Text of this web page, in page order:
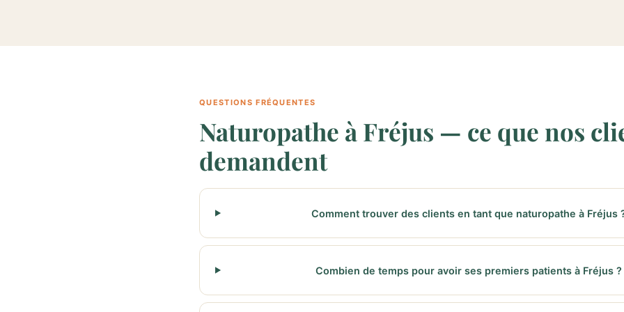
QUESTIONS FRÉQUENTES
Naturopathe à Fréjus — ce que nos
demandent
Comment trouver des clients en tant que naturopathe à Fréjus
Combien de temps pour avoir ses premiers patients à Fréjus ?